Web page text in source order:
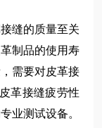
缝的质量至关
制品的使用寿
需要对皮革接
革接缝疲劳性
业测试设备。